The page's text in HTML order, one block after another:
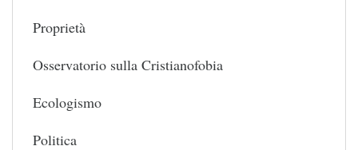
Proprietà
Osservatorio sulla Cristianofobia
Ecologismo
Politica